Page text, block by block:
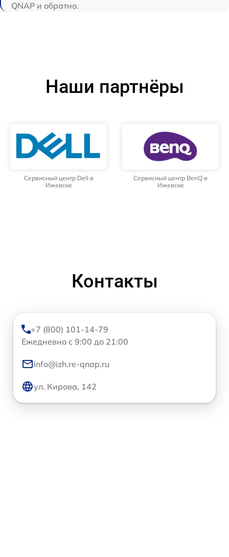
QNAP и обратно.
Наши партнёры
Сервисный центр Dell в
Ижевске
Сервисный центр BenQ в
Ижевске
Контакты
+7 (800) 101-14-79
Ежедневно с 9:00 до 21:00
info@izh.re-qnap.ru
ул. Кирова, 142